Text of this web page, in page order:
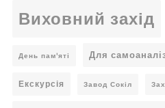
Виховний захід
День пам'яті Для
Екскурсія Завод Сокіл